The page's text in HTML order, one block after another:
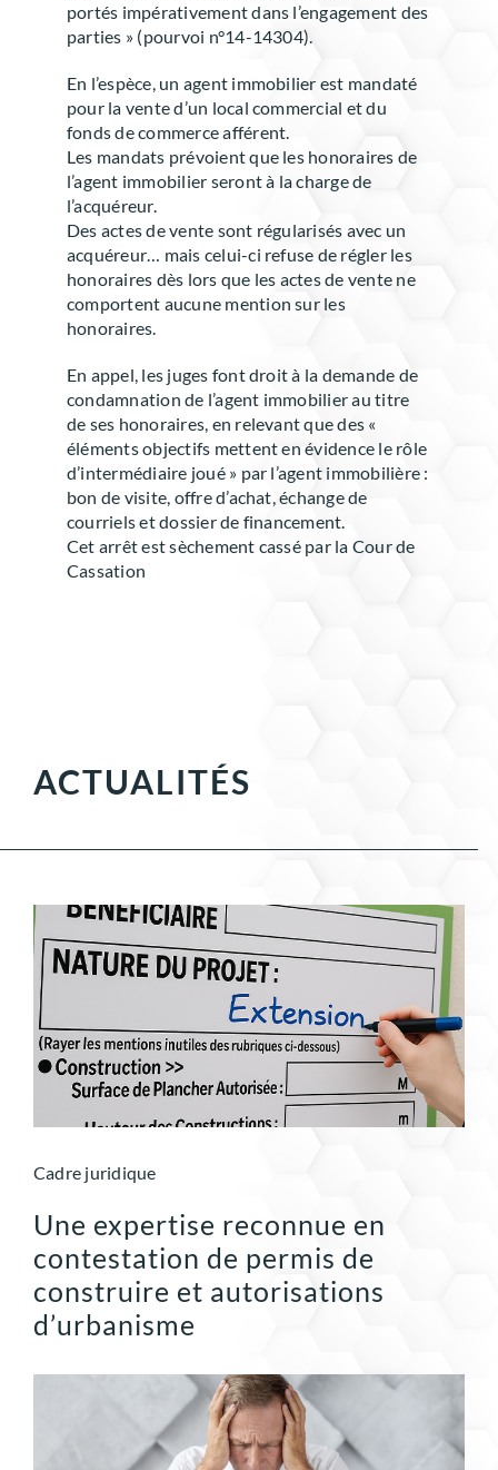
portés impérativement dans l’engagement des
parties » (pourvoi n°14-14304).
En l’espèce, un agent immobilier est mandaté
pour la vente d’un local commercial et du
fonds de commerce afférent.
Les mandats prévoient que les honoraires de
l’agent immobilier seront à la charge de
l’acquéreur.
Des actes de vente sont régularisés avec un
acquéreur… mais celui-ci refuse de régler les
honoraires dès lors que les actes de vente ne
comportent aucune mention sur les
honoraires.
En appel, les juges font droit à la demande de
condamnation de l’agent immobilier au titre
de ses honoraires, en relevant que des «
éléments objectifs mettent en évidence le rôle
d’intermédiaire joué » par l’agent immobilière :
bon de visite, offre d’achat, échange de
courriels et dossier de financement.
Cet arrêt est sèchement cassé par la Cour de
Cassation
ACTUALITÉS
Cadre juridique
Une expertise reconnue en
contestation de permis de
construire et autorisations
d’urbanisme